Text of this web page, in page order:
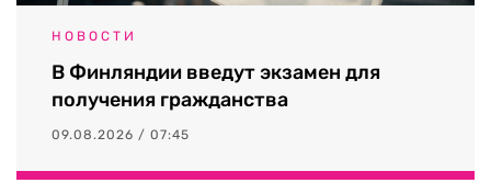
НОВОСТИ
В Финляндии введут экзамен для
получения гражданства
09.08.2026 / 07:45